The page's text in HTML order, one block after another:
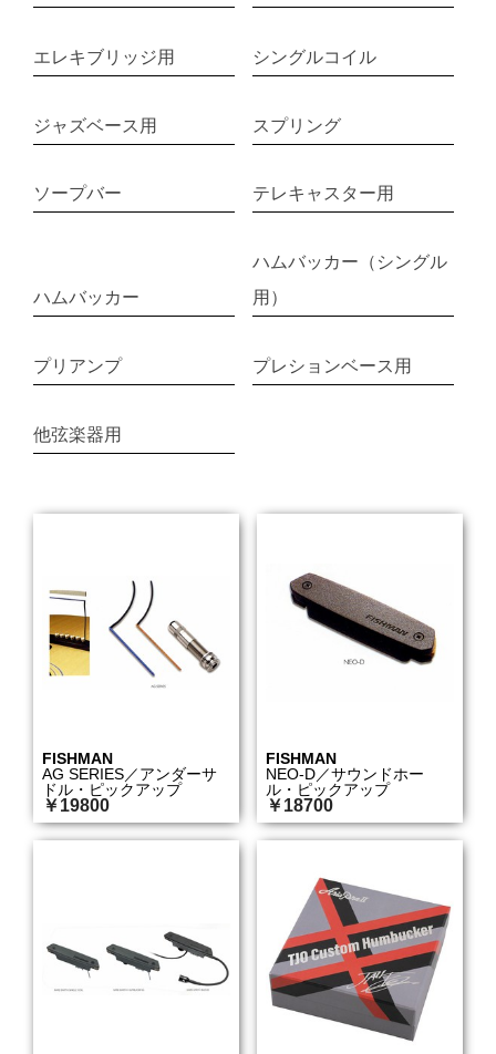
エレキブリッジ用 シングルコイル
ジャズベース用 スプリング
ソープバー テレキャスター用
ハムバッカー
ハムバッカー（シングル
用）
プリアンプ プレションベース用
他弦楽器用
FISHMAN
AG SERIES／アンダーサ
ドル・ピックアップ
￥19800
FISHMAN
NEO-D／サウンドホー
ル・ピックアップ
￥18700